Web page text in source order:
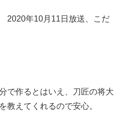
2020年10月11日放送、こだ
で作るとはいえ、刀匠の将大
教えてくれるので安心。